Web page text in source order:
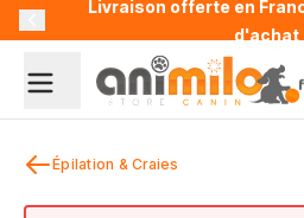
Allez au contenuLivraison offerte en
d'achat
Épilation & Craies